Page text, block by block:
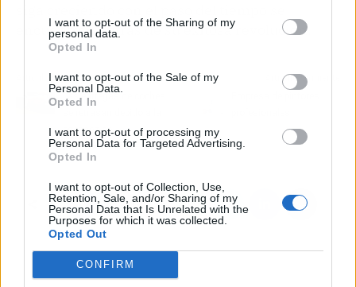
I want to opt-out of the Sharing of my
personal data.
Opted In
I want to opt-out of the Sale of my
Personal Data.
Opted In
I want to opt-out of processing my
Personal Data for Targeted Advertising.
Opted In
I want to opt-out of Collection, Use,
Retention, Sale, and/or Sharing of my
Personal Data that Is Unrelated with the
Purposes for which it was collected.
Opted Out
CONFIRM
encuentran detrás de su exitosa revolución.
Artículo anterior
Las entregas de coches
escasez de
semiconductores
Artículo siguiente